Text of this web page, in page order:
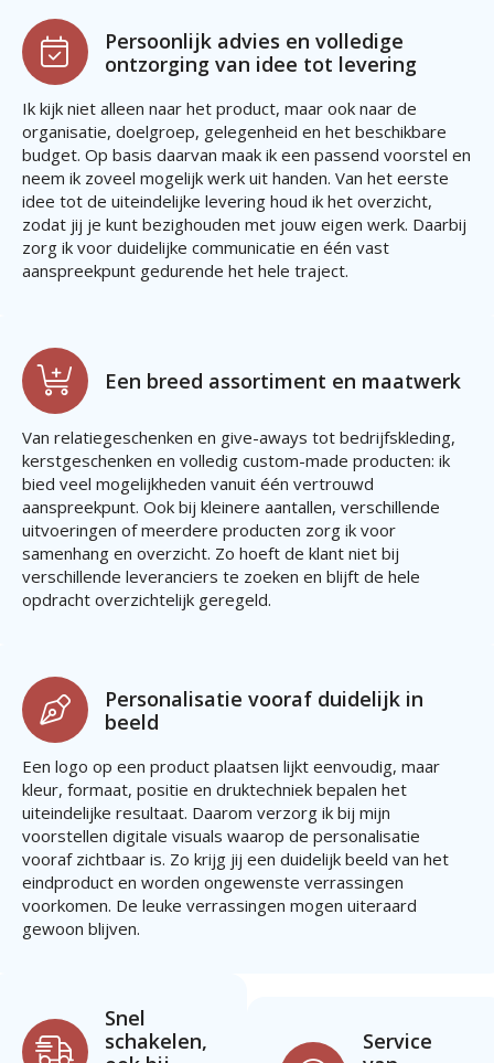
Persoonlijk advies en volledige
ontzorging van idee tot levering
Ik kijk niet alleen naar het product, maar ook naar de
organisatie, doelgroep, gelegenheid en het beschikbare
budget. Op basis daarvan maak ik een passend voorstel en
neem ik zoveel mogelijk werk uit handen. Van het eerste
idee tot de uiteindelijke levering houd ik het overzicht,
zodat jij je kunt bezighouden met jouw eigen werk. Daarbij
zorg ik voor duidelijke communicatie en één vast
aanspreekpunt gedurende het hele traject.
Een breed assortiment en maatwerk
Van relatiegeschenken en give-aways tot bedrijfskleding,
kerstgeschenken en volledig custom-made producten: ik
bied veel mogelijkheden vanuit één vertrouwd
aanspreekpunt. Ook bij kleinere aantallen, verschillende
uitvoeringen of meerdere producten zorg ik voor
samenhang en overzicht. Zo hoeft de klant niet bij
verschillende leveranciers te zoeken en blijft de hele
opdracht overzichtelijk geregeld.
Personalisatie vooraf duidelijk in
beeld
Een logo op een product plaatsen lijkt eenvoudig, maar
kleur, formaat, positie en druktechniek bepalen het
uiteindelijke resultaat. Daarom verzorg ik bij mijn
voorstellen digitale visuals waarop de personalisatie
vooraf zichtbaar is. Zo krijg jij een duidelijk beeld van het
eindproduct en worden ongewenste verrassingen
voorkomen. De leuke verrassingen mogen uiteraard
gewoon blijven.
Snel
schakelen,
Service